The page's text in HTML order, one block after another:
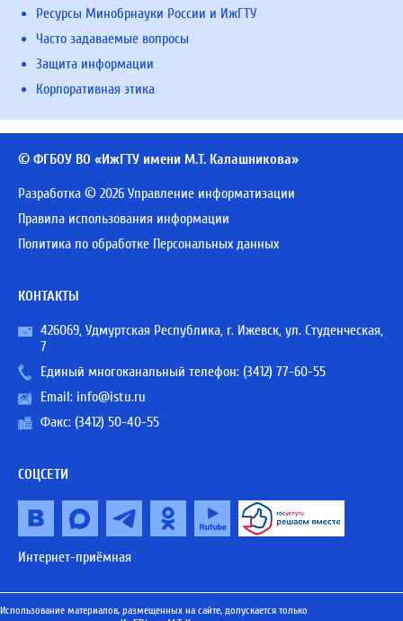
Ресурсы Минобрнауки России и ИжГТУ
Часто задаваемые вопросы
Защита информации
Корпоративная этика
© ФГБОУ ВО «ИжГТУ имени М.Т. Калашникова»
Разработка © 2026 Управление информатизации
Правила использования информации
Политика по обработке Персональных данных
КОНТАКТЫ
426069, Удмуртская Республика, г. Ижевск, ул. Студенческая,
7
Единый многоканальный телефон: (3412) 77-60-55
Email: info@istu.ru
Факс: (3412) 50-40-55
СОЦСЕТИ
Интернет-приёмная
Использование материалов, размещенных на сайте, допускается только